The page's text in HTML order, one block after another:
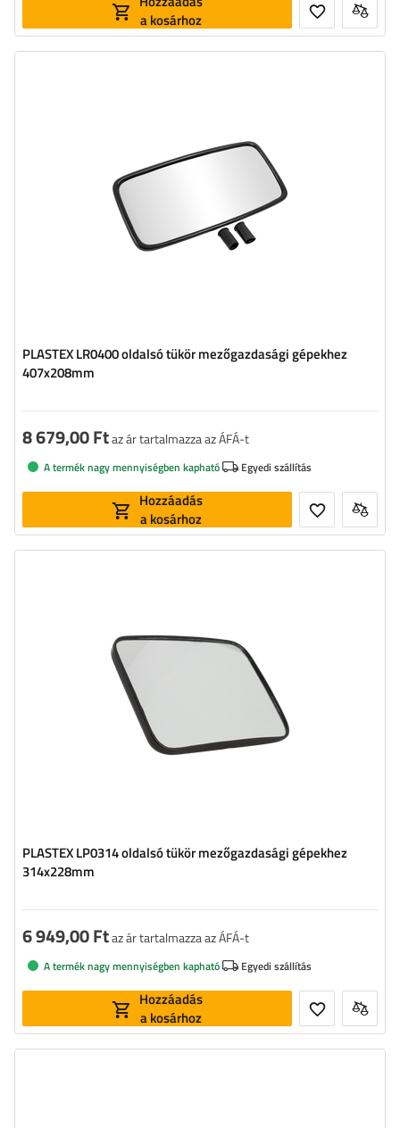
a kosárhoz
PLASTEX LR0400 oldalsó tükör mezőgazdasági gépekhez
407x208mm
8 679,00 Ftaz ár tartalmazza az ÁFÁ-t
A termék nagy mennyiségben kapható Egyedi szállítás
Hozzáadás
a kosárhoz
PLASTEX LP0314 oldalsó tükör mezőgazdasági gépekhez
314x228mm
6 949,00 Ftaz ár tartalmazza az ÁFÁ-t
A termék nagy mennyiségben kapható Egyedi szállítás
Hozzáadás
a kosárhoz